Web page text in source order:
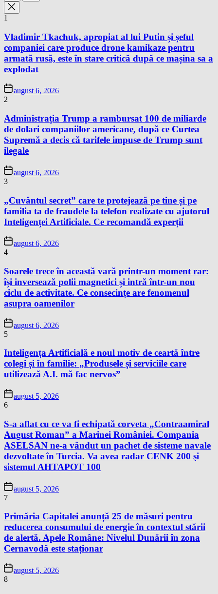
1
Vladimir Tkachuk, apropiat al lui Putin și șeful
companiei care produce drone kamikaze pentru
armată rusă, este în stare critică după ce mașina sa a
explodat
august 6, 2026
2
Administrația Trump a rambursat 100 de miliarde
de dolari companiilor americane, după ce Curtea
Supremă a decis că tarifele impuse de Trump sunt
ilegale
august 6, 2026
3
„Cuvântul secret” care te protejează pe tine și pe
familia ta de fraudele la telefon realizate cu ajutorul
Inteligenței Artificiale. Ce recomandă experții
august 6, 2026
4
Soarele trece în această vară printr-un moment rar:
își inversează polii magnetici și intră într-un nou
ciclu de activitate. Ce consecințe are fenomenul
asupra oamenilor
august 6, 2026
5
Inteligența Artificială e noul motiv de ceartă între
colegi și în familie: „Produsele și serviciile care
utilizează A.I. mă fac nervos”
august 5, 2026
6
S-a aflat cu ce va fi echipată corveta „Contraamiral
August Roman” a Marinei României. Compania
ASELSAN ne-a vândut un pachet de sisteme navale
dezvoltate în Turcia. Va avea radar CENK 200 şi
sistemul AHTAPOT 100
august 5, 2026
7
Primăria Capitalei anunță 25 de măsuri pentru
reducerea consumului de energie în contextul stării
de alertă. Apele Române: Nivelul Dunării în zona
Cernavodă este staționar
august 5, 2026
8